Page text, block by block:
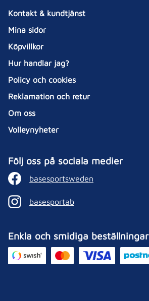
Kontakt & kundtjänst
Mina sidor
Köpvillkor
Hur handlar jag?
Policy och cookies
Reklamation och retur
Om oss
Volleynyheter
Följ oss på sociala medier
basesportsweden
basesportab
Enkla och smidiga beställningar